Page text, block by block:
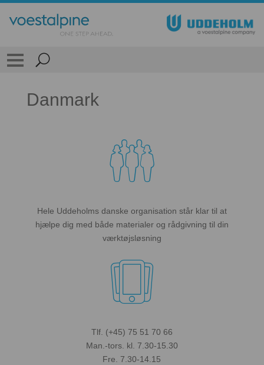
Danmark

Hele Uddeholms danske organisation står klar til at
hjælpe dig med både materialer og rådgivning til din
værktøjsløsning

Tlf. (+45) 75 51 70 66
Man.-tors. kl. 7.30-15.30
Fre. 7.30-14.15